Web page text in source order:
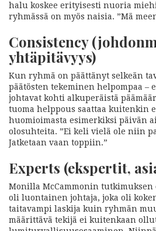
halu koskee erityisesti nuoria
ryhmässä on myös naisia. ”Mä
Consistency
yhtäpitävyys)
Kun ryhmä on päättänyt selkeän
päätösten tekeminen helpompaa –
johtavat kohti alkuperäistä
tuoma helppous saattaa kuitenkin
huomioimasta esimerkiksi päivän
olosuhteita. ”Ei keli vielä ole niin
Jatketaan vaan toppiin.”
Experts (ekspertit,
Monilla McCammonin
oli luontainen johtaja, joka oli
taitavampi laskija kuin ryhmän
määrittävä tekijä ei kuitenkaan